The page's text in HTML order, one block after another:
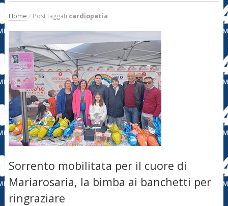
Home / Post taggati cardiopatia
Sorrento mobilitata per il cuore di
Mariarosaria, la bimba ai banchetti per
ringraziare